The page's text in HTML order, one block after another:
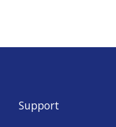
Support